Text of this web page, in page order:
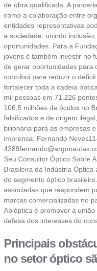
de obra qualificada. A
como a colaboração entre
entidades representativas
a sociedade, unindo
oportunidades. Para a
jovens é também investir no
de gerar oportunidades para
contribui para reduzir o
fortalecer toda a cadeia
mil pessoas em 71.226
106,5 milhões de óculos no
falsificados e de origem
bilionária para as empresas
imprensa: Fernando
Seu Consultor Óptico Sobre
Brasileira da Indústria
do segmento óptico
associadas que respondem
marcas comercializadas no
Abióptica é promover a
defesa dos interesses do
Principais
no setor óptico